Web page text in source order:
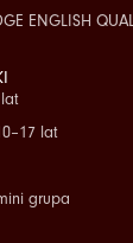
ENGLISH
lat
grupa